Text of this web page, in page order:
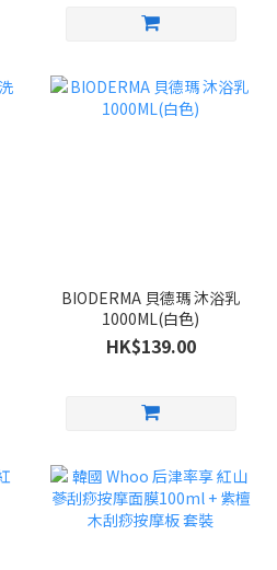
BIODERMA 貝德瑪 沐浴乳
1000ML(白色)
HK$139.00